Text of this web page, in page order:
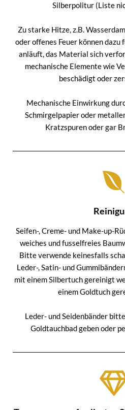
Silberpolitur (Liste
Zu starke Hitze, z.B.
oder offenes Feuer können dazu
anläuft, das Material sich
mechanische Elemente wie
beschädigt oder
Mechanische Einwirkung
Schmirgelpapier oder
Kratzspuren oder gar
Seifen-, Creme- und Make-up-
weiches und fusselfreies
Bitte verwende keinesfalls
Leder-, Satin- und
mit einem Silbertuch gereinigt
einem Goldtuch
Leder- und Seidenbänder
Goldtauchbad geben oder